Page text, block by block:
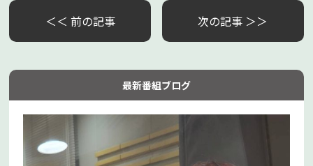
＜＜ 前の記事 次の記事 ＞＞
最新番組ブログ